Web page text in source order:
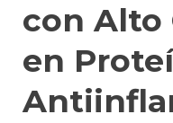
con Alto
en